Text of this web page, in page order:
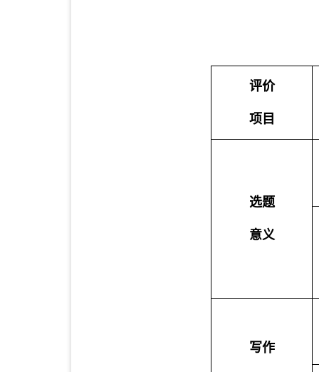
评价
项目
选题
意义
写作